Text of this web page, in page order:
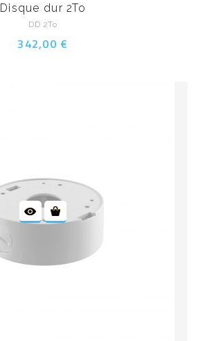
Disque dur 2To
DD 2To
342,00 €